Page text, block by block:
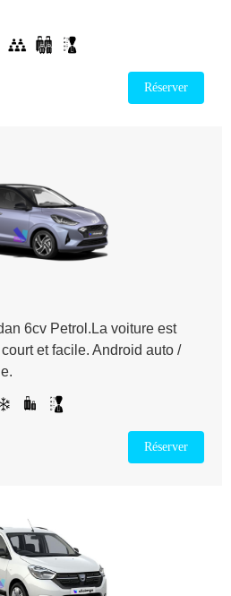
Réserver
6cv Petrol.La voiture est
et facile. Android auto /
Réserver